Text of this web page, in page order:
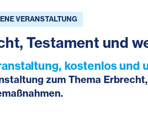
VERANSTALTUNG
Testament und
kostenlos und
zum Thema